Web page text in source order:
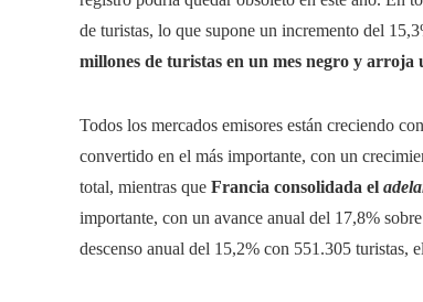
de turistas, lo que supone un incremento del
millones de turistas en un mes negro y arroja
Todos los mercados emisores están creciendo
convertido en el más importante, con un
total, mientras que Francia consolidada el
importante, con un avance anual del 17,8%
descenso anual del 15,2% con 551.305 turistas,